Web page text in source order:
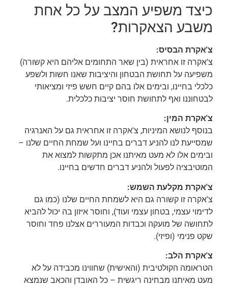
כיצד משפיע המצב על כל אחת
משבע הצאקרות?
צ'אקרת הבסיס:
צ'אקרה זו אחראית (בין שאר התחומים אליהם היא קשורה)
משפיעה על תחושת הבטחון והיציבות שאנו חשות ולשפע
כלכלי בחיינו, ובימים אלו בהם קיים חשש פיזי ומציאותי
לבטחוננו ואף לתחושת חוסר יציבות כלכלית.
צ'אקרת המין:
בנוסף לנושא המיניות, צ'אקרה זו אחראית גם על האנרגיה
שמסייעת לנו להניע דברים בחיינו ועל שמחת החיים שלנו –
ובימים אלו לא מעט מאיתנו אכן מתקשות למצוא את
המוטיבציה לפעול ולהניע דברים חדשים בחיינו.
צ'אקרת מקלעת השמש:
צ'אקרה זו קשורה גם היא לשמחת החיים שלנו (כמו גם
לדימוי עצמי, בטחון עצמי ועוד), וחוסר איזון בה יכול להביא
לתחושה של מועקה וכבדות המעוררים אצלנו פחד וחוסר
שקט פנימי (ופיזי).
צ'אקרת הלב:
הטראומה הקולטיבית (והאישית) שחווינו מכבידה על לא
מעט מאיתנו מבחינה ריגשית – כל האובדן והכאב שנמצא